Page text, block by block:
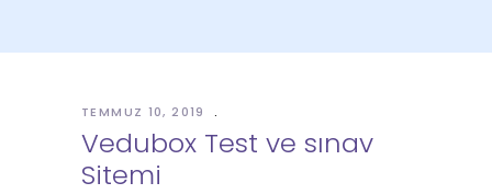
TEMMUZ 10, 2019
Vedubox Test ve sınav
Sitemi